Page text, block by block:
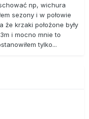
np, wichura
sezony i w połowie
że krzaki położone były
i mocno mnie to
tylko...